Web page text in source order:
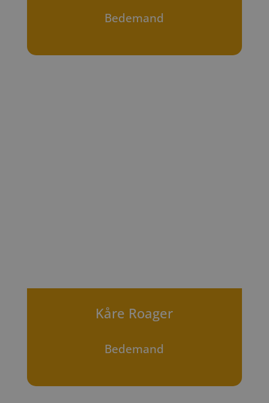
Bedemand
Kåre Roager
Bedemand